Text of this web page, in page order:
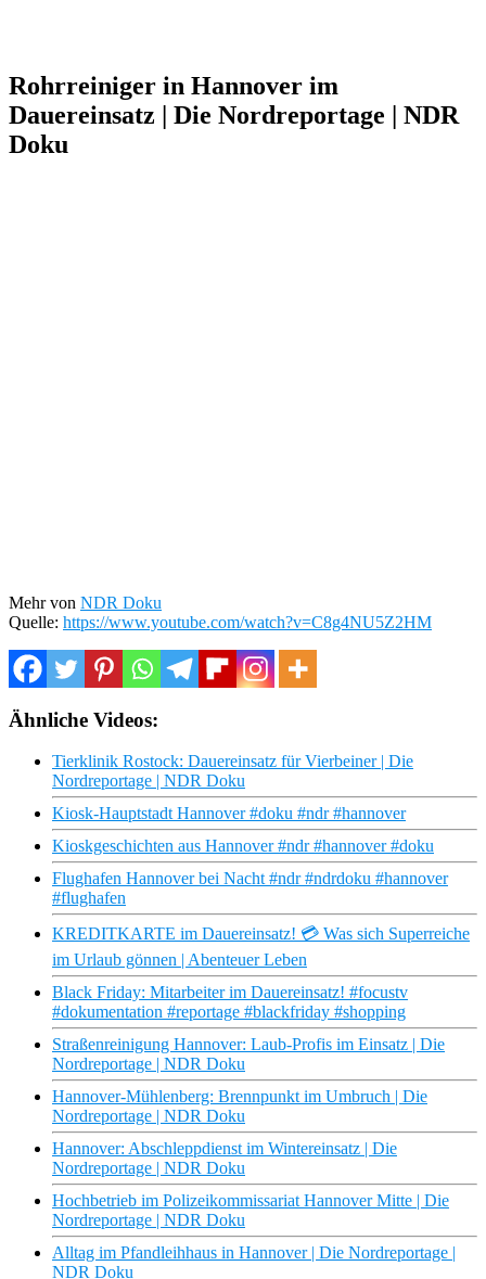
Rohrreiniger in Hannover im
Dauereinsatz | Die Nordreportage | NDR
Doku
Mehr von NDR Doku
Quelle: https://www.youtube.com/watch?v=C8g4NU5Z2HM
Ähnliche Videos:
Tierklinik Rostock: Dauereinsatz für Vierbeiner | Die
Nordreportage | NDR Doku
Kiosk-Hauptstadt Hannover #doku #ndr #hannover
Kioskgeschichten aus Hannover #ndr #hannover #doku
Flughafen Hannover bei Nacht #ndr #ndrdoku #hannover
#flughafen
KREDITKARTE im Dauereinsatz! 💳 Was sich Superreiche
im Urlaub gönnen | Abenteuer Leben
Black Friday: Mitarbeiter im Dauereinsatz! #focustv
#dokumentation #reportage #blackfriday #shopping
Straßenreinigung Hannover: Laub-Profis im Einsatz | Die
Nordreportage | NDR Doku
Hannover-Mühlenberg: Brennpunkt im Umbruch | Die
Nordreportage | NDR Doku
Hannover: Abschleppdienst im Wintereinsatz | Die
Nordreportage | NDR Doku
Hochbetrieb im Polizeikommissariat Hannover Mitte | Die
Nordreportage | NDR Doku
Alltag im Pfandleihhaus in Hannover | Die Nordreportage |
NDR Doku